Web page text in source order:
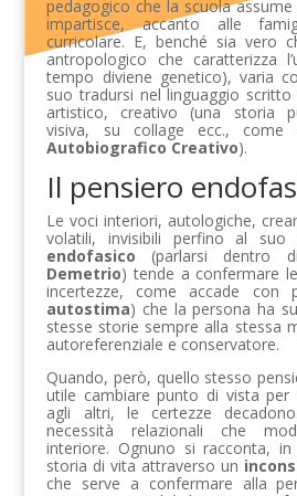
pedagogico che la scuola assume
impartisce, accanto alle
curricolare. E, benché sia vero
antropologico che caratterizza
tempo diviene genetico), varia
suo tradursi nel linguaggio
artistico, creativo (una storia
visiva, su collage ecc., come
Autobiografico Creativo).
Il pensiero
Le voci interiori, autologiche,
volatili, invisibili perfino al suo
endofasico (parlarsi dentro
Demetrio) tende a confermare
incertezze, come accade con
autostima) che la persona ha
stesse storie sempre alla stessa
autoreferenziale e conservatore.
Quando, però, quello stesso
utile cambiare punto di vista per
agli altri, le certezze
necessità relazionali che
interiore. Ognuno si racconta,
storia di vita attraverso un
che serve a confermare alla